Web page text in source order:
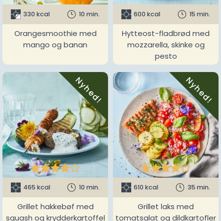
330 kcal 10 min.
Orangesmoothie med
mango og banan
600 kcal 15 min.
Hytteost-fladbrød med
mozzarella, skinke og
pesto
Nyhed!

465 kcal 10 min.
Grillet hakkebøf med
squash og krydderkartoffel
Nyhed!

610 kcal 35 min.
Grillet laks med
tomatsalat og dildkartofler